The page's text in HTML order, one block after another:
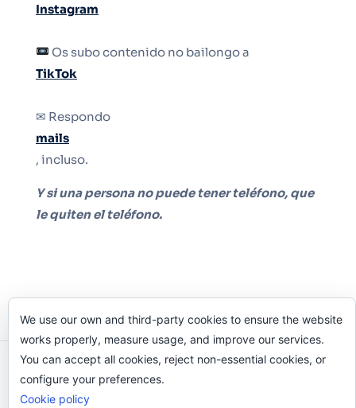
Instagram
Os subo contenido no bailongo a
TikTok
✉ Respondo
mails
, incluso.
Y si una persona no puede tener teléfono, que
le quiten el teléfono.
Odi O'Malley © 2016-2025. Todos Los Derechos
We use our own and third-party cookies to ensure the website
works properly, measure usage, and improve our services.
You can accept all cookies, reject non-essential cookies, or
configure your preferences.
Cookie policy